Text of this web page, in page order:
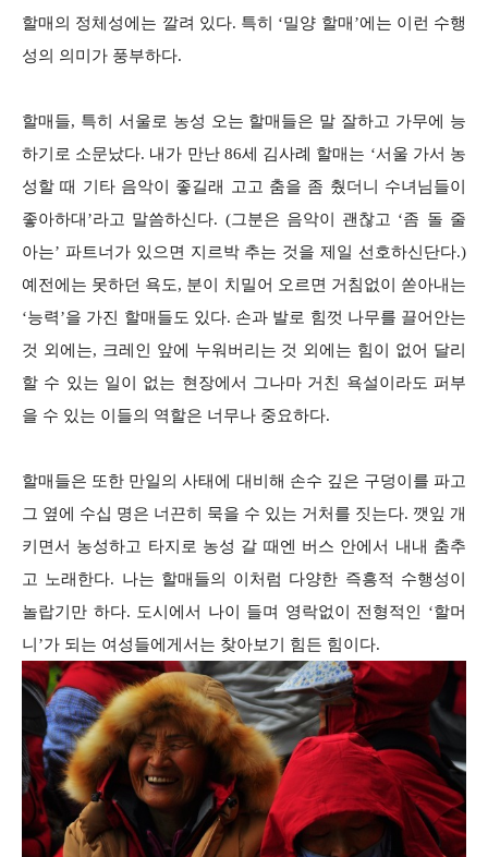
할매의 정체성에는 깔려 있다. 특히 ‘밀양 할매’에는 이런 수행
성의 의미가 풍부하다.
할매들, 특히 서울로 농성 오는 할매들은 말 잘하고 가무에 능
하기로 소문났다. 내가 만난 86세 김사례 할매는 ‘서울 가서 농
성할 때 기타 음악이 좋길래 고고 춤을 좀 췄더니 수녀님들이
좋아하대’라고 말씀하신다. (그분은 음악이 괜찮고 ‘좀 돌 줄
아는’ 파트너가 있으면 지르박 추는 것을 제일 선호하신단다.)
예전에는 못하던 욕도, 분이 치밀어 오르면 거침없이 쏟아내는
‘능력’을 가진 할매들도 있다. 손과 발로 힘껏 나무를 끌어안는
것 외에는, 크레인 앞에 누워버리는 것 외에는 힘이 없어 달리
할 수 있는 일이 없는 현장에서 그나마 거친 욕설이라도 퍼부
을 수 있는 이들의 역할은 너무나 중요하다.
할매들은 또한 만일의 사태에 대비해 손수 깊은 구덩이를 파고
그 옆에 수십 명은 너끈히 묵을 수 있는 거처를 짓는다. 깻잎 개
키면서 농성하고 타지로 농성 갈 때엔 버스 안에서 내내 춤추
고 노래한다. 나는 할매들의 이처럼 다양한 즉흥적 수행성이
놀랍기만 하다. 도시에서 나이 들며 영락없이 전형적인 ‘할머
니’가 되는 여성들에게서는 찾아보기 힘든 힘이다.